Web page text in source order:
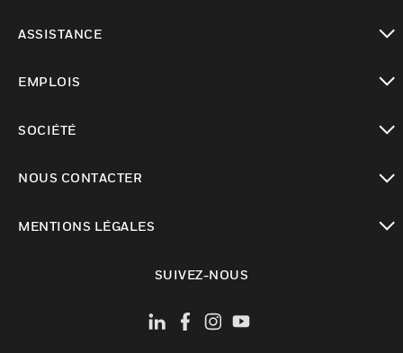
ASSISTANCE
EMPLOIS
SOCIÉTÉ
NOUS CONTACTER
MENTIONS LÉGALES
SUIVEZ-NOUS